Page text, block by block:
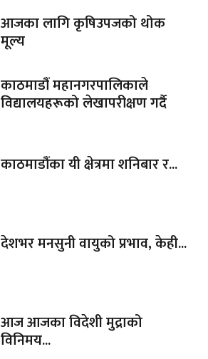
आजका लागि कृषिउपजको थोक
मूल्य
काठमाडौं महानगरपालिकाले
विद्यालयहरूको लेखापरीक्षण गर्दै
काठमाडौंका यी क्षेत्रमा शनिबार र...
देशभर मनसुनी वायुको प्रभाव, केही...
आज आजका विदेशी मुद्राको
विनिमय...